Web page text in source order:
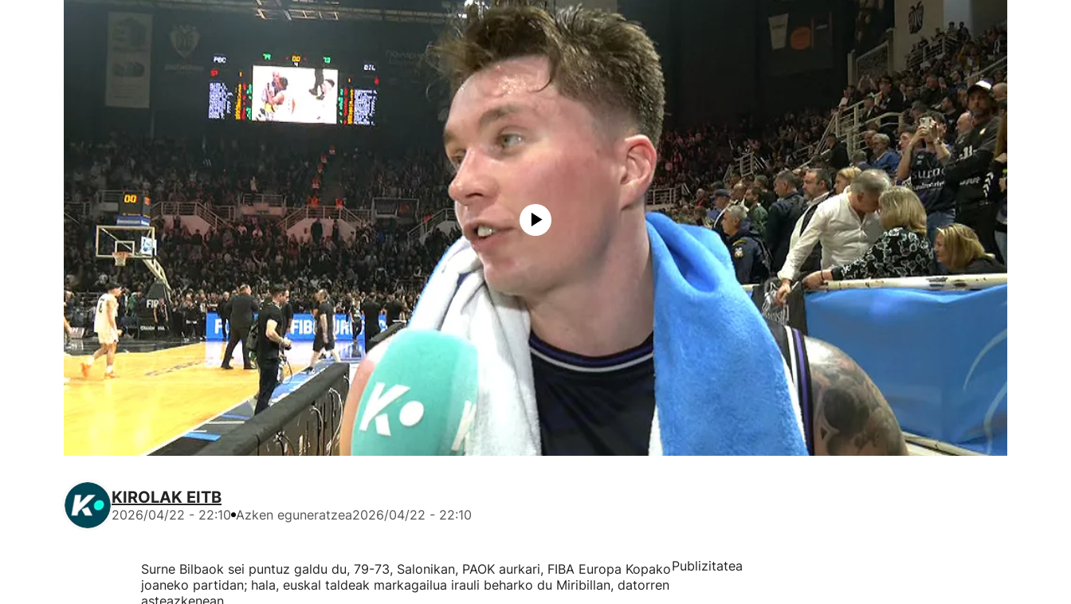
KIROLAK EITB
2026/04/22 - 22:10 Azken eguneratzea2026/04/22 - 22:10
Surne Bilbaok sei puntuz galdu du, 79-73, Salonikan, PAOK aurkari, FIBA Europa Kopako
joaneko partidan; hala, euskal taldeak markagailua irauli beharko du Miribillan, datorren
asteazkenean.
Publizitatea